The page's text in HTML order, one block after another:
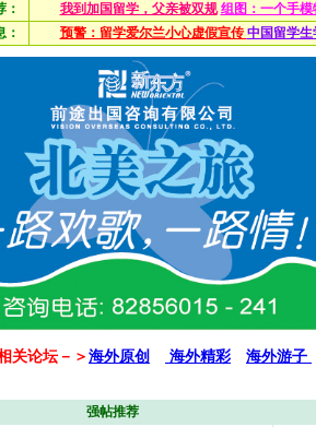
： 我到加国留学，父亲被双规 组图：一个手
：
预警：留学爱尔兰小心虚假宣传 中国留学
关论坛－＞海外原创 海外精彩 海外游子
强帖推荐